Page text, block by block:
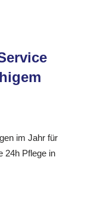
im Jahr für
24h Pflege in